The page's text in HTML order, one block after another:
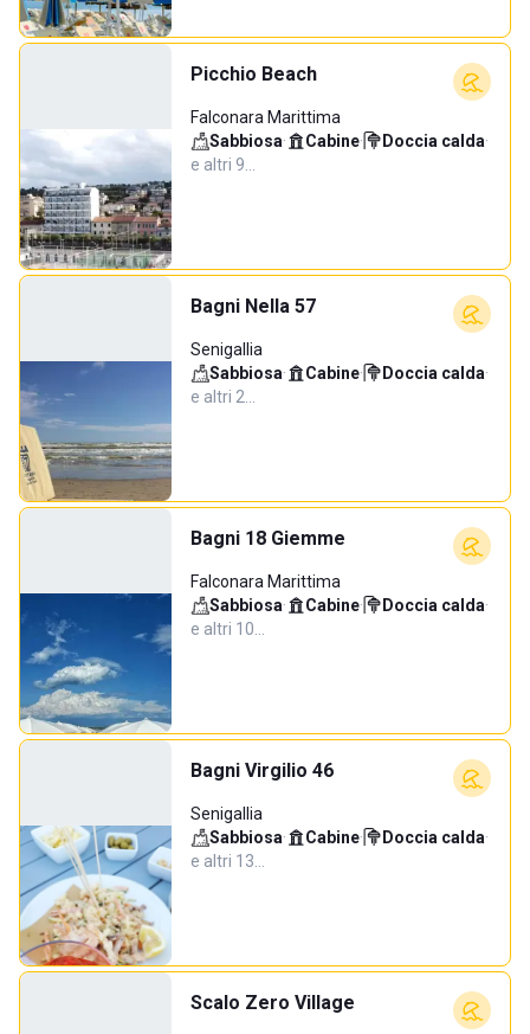
Picchio Beach
Falconara Marittima
Sabbiosa· Cabine· Doccia calda·
e altri 9…
Bagni Nella 57
Senigallia
Sabbiosa· Cabine· Doccia calda·
e altri 2…
Bagni 18 Giemme
Falconara Marittima
Sabbiosa· Cabine· Doccia calda·
e altri 10…
Bagni Virgilio 46
Senigallia
Sabbiosa· Cabine· Doccia calda·
e altri 13…
Scalo Zero Village